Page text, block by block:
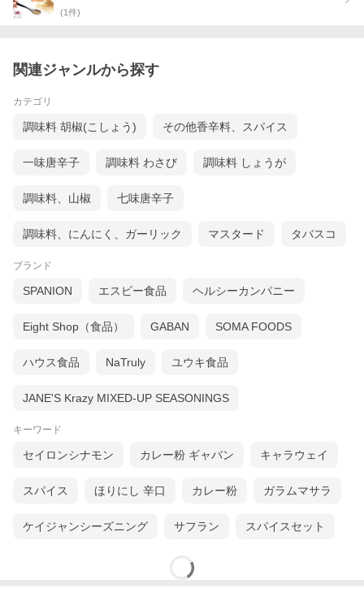
(1件)
関連ジャンルから探す
カテゴリ
調味料 胡椒(こしょう) その他香辛料、スパイス
一味唐辛子 調味料 わさび 調味料 しょうが
調味料、山椒 七味唐辛子
調味料、にんにく、ガーリック マスタード タバスコ
ブランド
SPANION エスビー食品 ヘルシーカンパニー
Eight Shop（食品） GABAN SOMA FOODS
ハウス食品 NaTruly ユウキ食品
JANE'S Krazy MIXED-UP SEASONINGS
キーワード
セイロンシナモン カレー粉 ギャバン キャラウェイ
スパイス ほりにし 辛口 カレー粉 ガラムマサラ
ケイジャンシーズニング サフラン スパイスセット